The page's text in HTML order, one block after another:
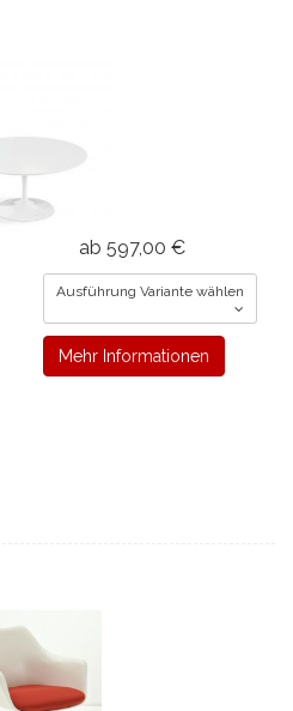
ab 597,00 €
Ausführung Variante wählen
Mehr Informationen